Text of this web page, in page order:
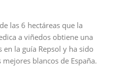
las 6 hectáreas que la
a viñedos obtiene una
la guía Repsol y ha sido
blancos de España.